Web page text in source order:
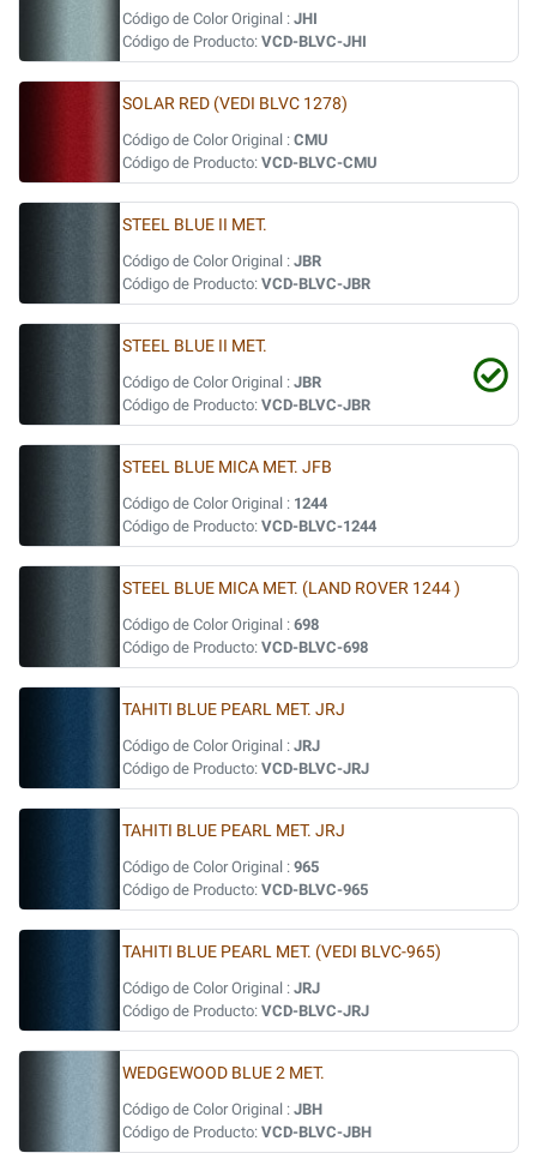
Código de Color Original : JHI
Código de Producto: VCD-BLVC-JHI
SOLAR RED (VEDI BLVC 1278)
Código de Color Original : CMU
Código de Producto: VCD-BLVC-CMU
STEEL BLUE II MET.
Código de Color Original : JBR
Código de Producto: VCD-BLVC-JBR
STEEL BLUE II MET.
Código de Color Original : JBR
Código de Producto: VCD-BLVC-JBR
STEEL BLUE MICA MET. JFB
Código de Color Original : 1244
Código de Producto: VCD-BLVC-1244
STEEL BLUE MICA MET. (LAND ROVER 1244 )
Código de Color Original : 698
Código de Producto: VCD-BLVC-698
TAHITI BLUE PEARL MET. JRJ
Código de Color Original : JRJ
Código de Producto: VCD-BLVC-JRJ
TAHITI BLUE PEARL MET. JRJ
Código de Color Original : 965
Código de Producto: VCD-BLVC-965
TAHITI BLUE PEARL MET. (VEDI BLVC-965)
Código de Color Original : JRJ
Código de Producto: VCD-BLVC-JRJ
WEDGEWOOD BLUE 2 MET.
Código de Color Original : JBH
Código de Producto: VCD-BLVC-JBH